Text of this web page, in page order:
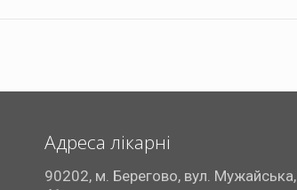
Адреса лікарні
90202, м. Берегово, вул. Мужайська,